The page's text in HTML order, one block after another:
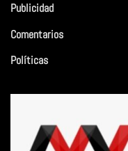
Publicidad
Comentarios
Políticas